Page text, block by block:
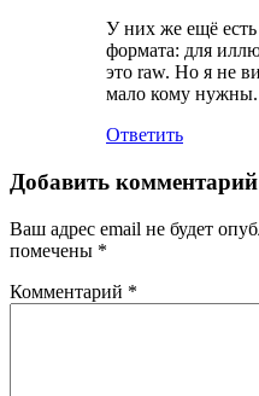
У них же ещё
формата: для
это raw. Но я не
мало кому нужны.
Ответить
Добавить комментарий
Ваш адрес email не будет
помечены *
Комментарий *